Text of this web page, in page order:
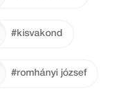
#kisvakond
#romhányi józsef